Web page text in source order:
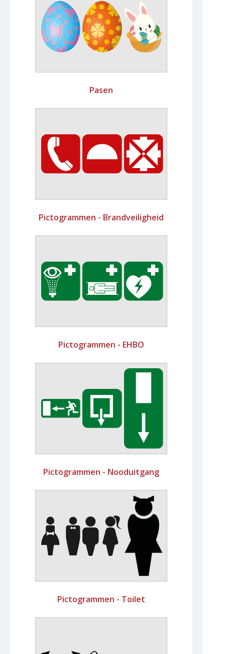
Pasen
Pictogrammen - Brandveiligheid
Pictogrammen - EHBO
Pictogrammen - Nooduitgang
Pictogrammen - Toilet